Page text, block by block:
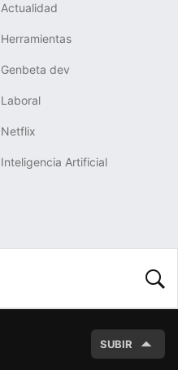
Actualidad
Herramientas
Genbeta dev
Laboral
Netflix
Inteligencia Artificial
SUBIR